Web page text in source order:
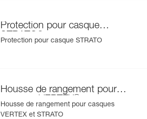
Protection pour casque
STRATO
Protection pour casque STRATO
Housse de rangement pour
casques VERTEX
STRATO ®
Housse de rangement pour casques
VERTEX et STRATO